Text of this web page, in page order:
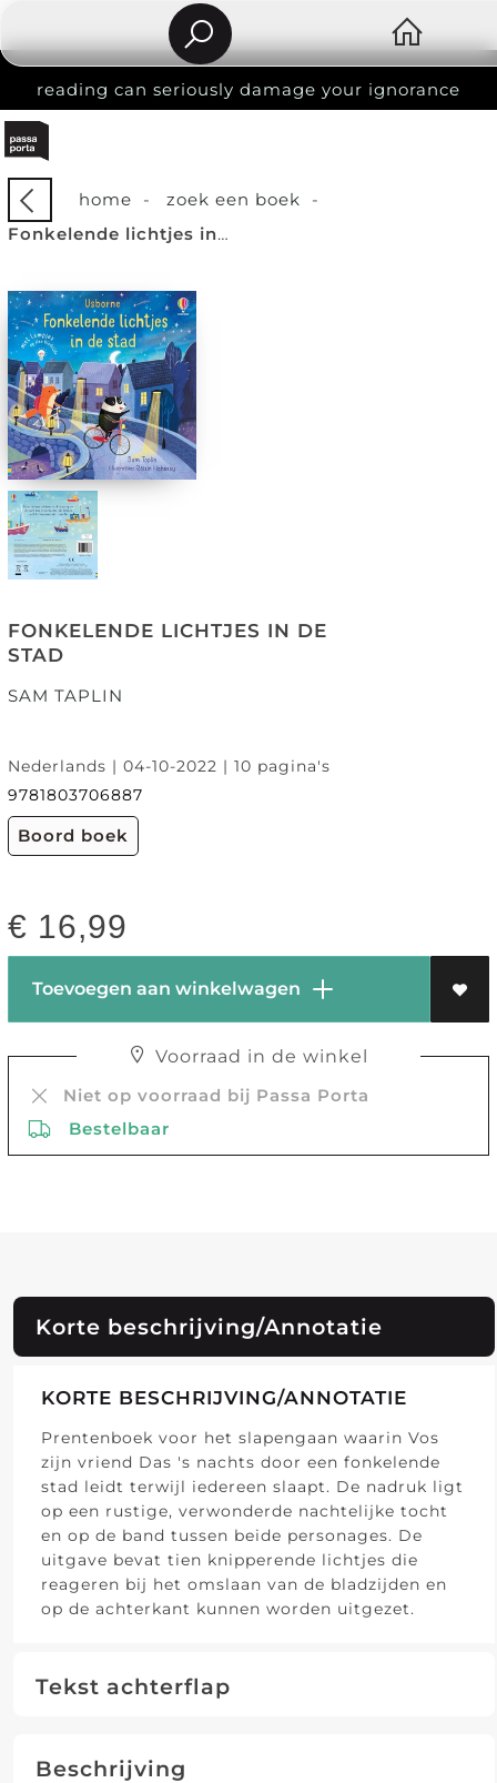
reading can seriously damage your ignorance
home - zoek een boek -
Fonkelende lichtjes in de stad
FONKELENDE LICHTJES IN DE
STAD
SAM TAPLIN
Nederlands | 04-10-2022 | 10 pagina's
9781803706887
Boord boek
€ 16,99
Toevoegen aan winkelwagen
Voorraad in de winkel
Niet op voorraad bij Passa Porta
Bestelbaar
Korte beschrijving/Annotatie
KORTE BESCHRIJVING/ANNOTATIE
Prentenboek voor het slapengaan waarin Vos
zijn vriend Das 's nachts door een fonkelende
stad leidt terwijl iedereen slaapt. De nadruk ligt
op een rustige, verwonderde nachtelijke tocht
en op de band tussen beide personages. De
uitgave bevat tien knipperende lichtjes die
reageren bij het omslaan van de bladzijden en
op de achterkant kunnen worden uitgezet.
Tekst achterflap
Beschrijving